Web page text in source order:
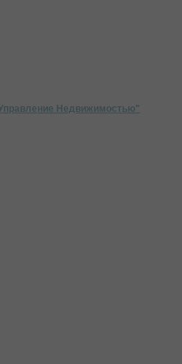
Недвижимостью"